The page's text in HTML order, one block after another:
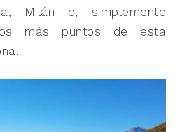
Milán o, simplemente
más puntos de esta